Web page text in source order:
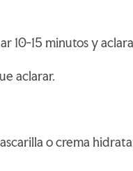
10-15 minutos y
aclarar.
o crema